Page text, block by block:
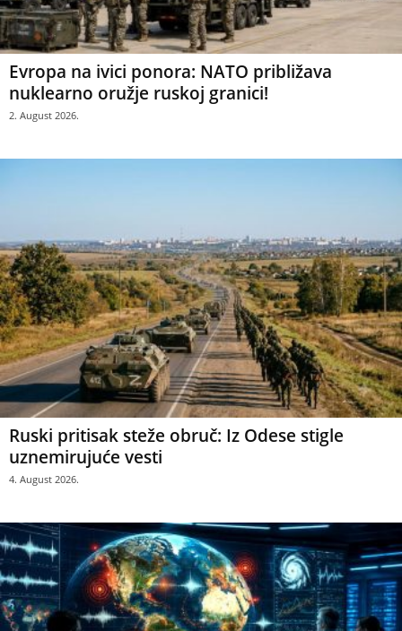
Evropa na ivici ponora: NATO približava
nuklearno oružje ruskoj granici!
2. August 2026.
Ruski pritisak steže obruč: Iz Odese stigle
uznemirujuće vesti
4. August 2026.